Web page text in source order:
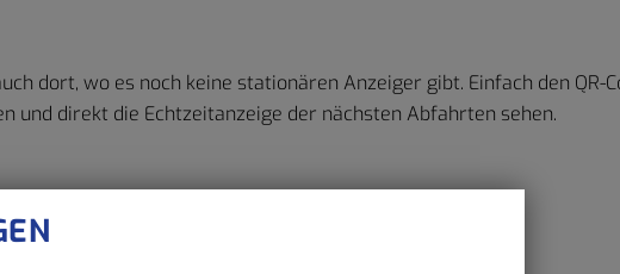
dort, wo es noch keine stationären Anzeiger gibt. Einfach den QR-
und direkt die Echtzeitanzeige der nächsten Abfahrten sehen.